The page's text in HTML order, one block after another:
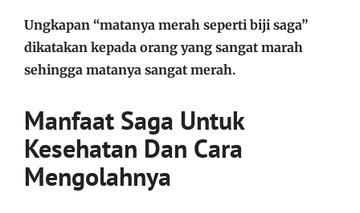
Ungkapan “matanya merah seperti biji saga”
dikatakan kepada orang yang sangat marah
sehingga matanya sangat merah.
Manfaat Saga Untuk
Kesehatan Dan Cara
Mengolahnya